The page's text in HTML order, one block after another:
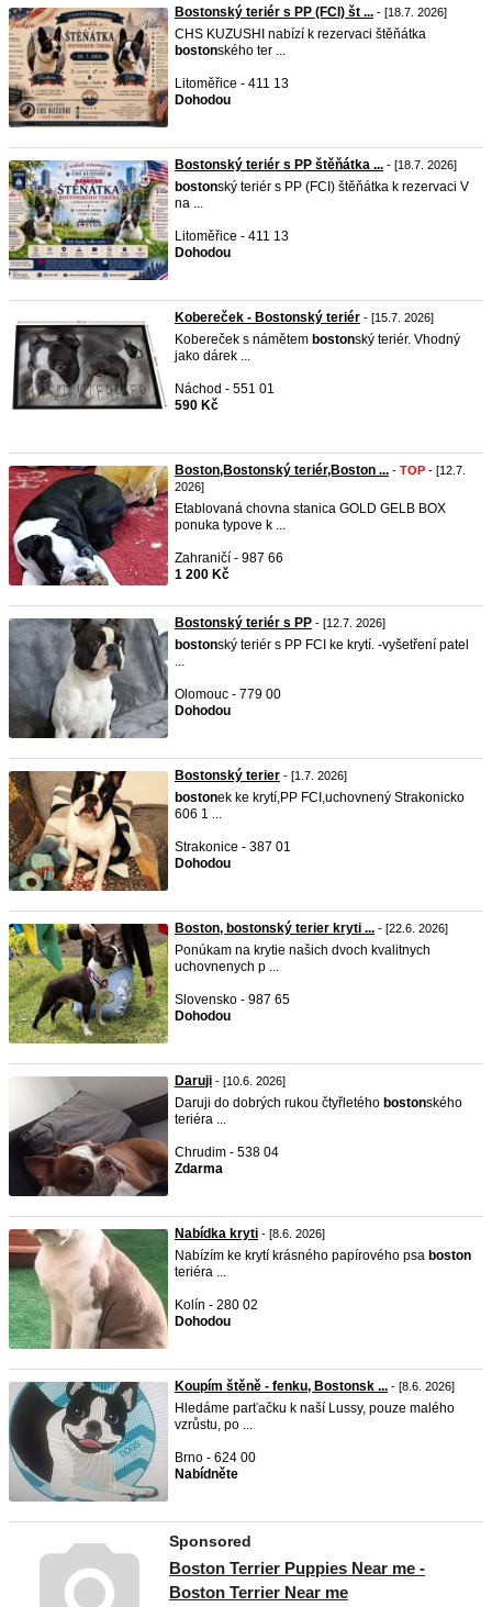
Bostonský teriér s PP (FCI) št ... - [18.7. 2026]
CHS KUZUSHI nabízí k rezervaci štěňátka
bostonského ter ...
Litoměřice - 411 13
Dohodou
Bostonský teriér s PP štěňátka ... - [18.7. 2026]
bostonský teriér s PP (FCI) štěňátka k rezervaci V
na ...
Litoměřice - 411 13
Dohodou
Kobereček - Bostonský teriér - [15.7. 2026]
Kobereček s námětem bostonský teriér. Vhodný
jako dárek ...
Náchod - 551 01
590 Kč
Boston,Bostonský teriér,Boston ... - TOP - [12.7.
2026]
Etablovaná chovna stanica GOLD GELB BOX
ponuka typove k ...
Zahraničí - 987 66
1 200 Kč
Bostonský teriér s PP - [12.7. 2026]
bostonský teriér s PP FCI ke krytí. -vyšetření patel
...
Olomouc - 779 00
Dohodou
Bostonský terier - [1.7. 2026]
bostonek ke krytí,PP FCI,uchovnený Strakonicko
606 1 ...
Strakonice - 387 01
Dohodou
Boston, bostonský terier kryti ... - [22.6. 2026]
Ponúkam na krytie našich dvoch kvalitnych
uchovnenych p ...
Slovensko - 987 65
Dohodou
Daruji - [10.6. 2026]
Daruji do dobrých rukou čtyřletého bostonského
teriéra ...
Chrudim - 538 04
Zdarma
Nabídka kryti - [8.6. 2026]
Nabízím ke krytí krásného papírového psa boston
teriéra ...
Kolín - 280 02
Dohodou
Koupím štěně - fenku, Bostonsk ... - [8.6. 2026]
Hledáme parťačku k naší Lussy, pouze malého
vzrůstu, po ...
Brno - 624 00
Nabídněte